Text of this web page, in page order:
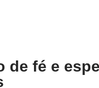
de fé e